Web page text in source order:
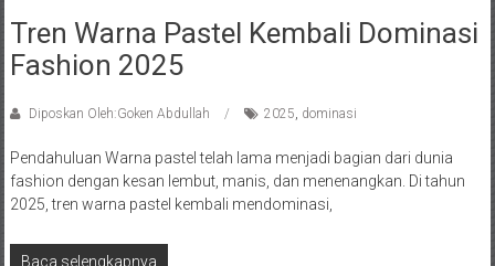
Tren Warna Pastel Kembali Dominasi
Fashion 2025
Diposkan Oleh:Goken Abdullah 2025, dominasi
Pendahuluan Warna pastel telah lama menjadi bagian dari dunia
fashion dengan kesan lembut, manis, dan menenangkan. Di tahun
2025, tren warna pastel kembali mendominasi,
Baca selengkapnya